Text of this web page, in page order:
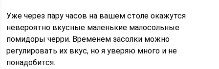
Уже через пару часов на вашем столе окажутся
невероятно вкусные маленькие малосольные
помидоры черри. Временем засолки можно
регулировать их вкус, но я уверяю много и не
понадобится.